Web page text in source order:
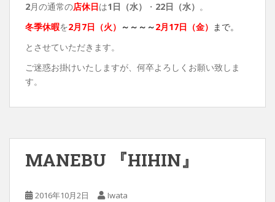
2月の通常の店休日は1日（水） ・ 22日（水） 。
冬季休暇を2月7日（火） ～～～～2月17日（金） まで。
とさせていただきます。
ご迷惑お掛けいたしますが、何卒よろしくお願い致しま
す。
MANEBU 『HIHIN』
2016年10月2日 Iwata